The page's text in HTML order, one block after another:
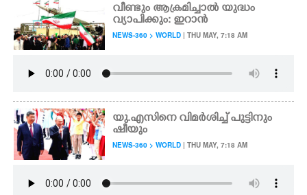
വീണ്ടും ആക്രമിച്ചാൽ യുദ്ധം
വ്യാപിക്കും: ഇറാൻ
NEWS-360 > WORLD | THU MAY, 7:18 AM
യു.എസിനെ വിമർശിച്ച് പുട്ടിനും
ഷീയും
NEWS-360 > WORLD | THU MAY, 7:18 AM